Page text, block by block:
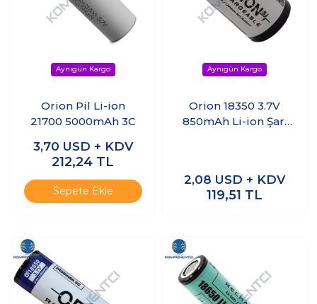
Orion Pil Li-ion
21700 5000mAh 3C
3,70 USD + KDV
212,24 TL
Sepete Ekle
Orion 18350 3.7V
850mAh Li-ion Şarj
2,08 USD + KDV
119,51 TL